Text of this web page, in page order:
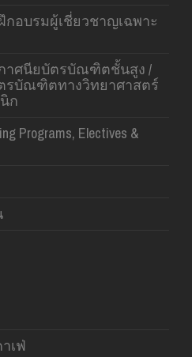
อบรมผู้เชี่ยวชาญเฉพาะ
าศนียบัตรบัณฑิตชั้นสูง /
รบัณฑิตทางวิทยาศาสตร์
ก
Programs, Electives &
เฟ่